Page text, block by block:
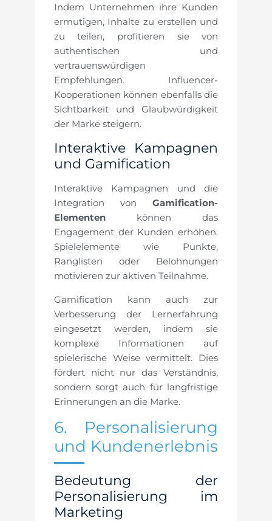
Indem Unternehmen ihre Kunden
ermutigen, Inhalte zu erstellen und
zu teilen, profitieren sie von
authentischen und
vertrauenswürdigen
Empfehlungen. Influencer-
Kooperationen können ebenfalls die
Sichtbarkeit und Glaubwürdigkeit
der Marke steigern.
Interaktive Kampagnen
und Gamification
Interaktive Kampagnen und die
Integration vonGamification-
Elementenkönnen das
Engagement der Kunden erhöhen.
Spielelemente wie Punkte,
Ranglisten oder Belohnungen
motivieren zur aktiven Teilnahme.
Gamification kann auch zur
Verbesserung der Lernerfahrung
eingesetzt werden, indem sie
komplexe Informationen auf
spielerische Weise vermittelt. Dies
fördert nicht nur das Verständnis,
sondern sorgt auch für langfristige
Erinnerungen an die Marke.
6. Personalisierung
und Kundenerlebnis
Bedeutung der
Personalisierung im
Marketing